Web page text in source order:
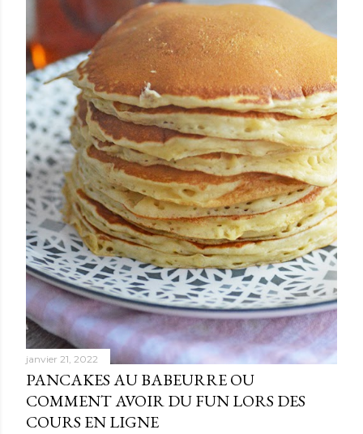
janvier 21, 2022
PANCAKES AU BABEURRE OU
COMMENT AVOIR DU FUN LORS DES
COURS EN LIGNE